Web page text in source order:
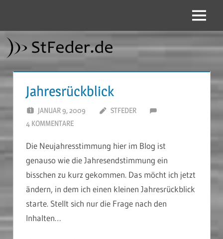
springen
Menü
Jahresrückblick
JANUAR 9, 2009
STFEDER
4 KOMMENTARE
Die Neujahresstimmung hier im Blog ist
genauso wie die Jahresendstimmung ein
bisschen zu kurz gekommen. Das möcht ich jetzt
ändern, in dem ich einen kleinen Jahresrückblick
starte. Stellt sich nur die Frage nach den
Inhalten…